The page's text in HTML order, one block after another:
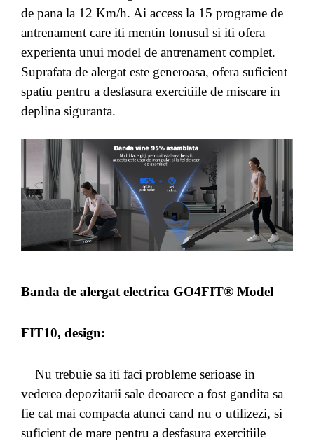
de pana la 12 Km/h. Ai access la 15 programe de
antrenament care iti mentin tonusul si iti ofera
experienta unui model de antrenament complet.
Suprafata de alergat este generoasa, ofera suficient
spatiu pentru a desfasura exercitiile de miscare in
deplina siguranta.
Banda de alergat electrica GO4FIT® Model
FIT10, design:
Nu trebuie sa iti faci probleme serioase in
vederea depozitarii sale deoarece a fost gandita sa
fie cat mai compacta atunci cand nu o utilizezi, si
suficient de mare pentru a desfasura exercitiile